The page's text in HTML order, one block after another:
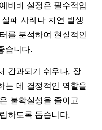
비비 설정은 필수적입
패 사례나 지연 발생
를 분석하여 현실적인
습니다.
간과되기 쉬우나, 장
는 데 결정적인 역할을
불확실성을 줄이고
하도록 돕습니다.